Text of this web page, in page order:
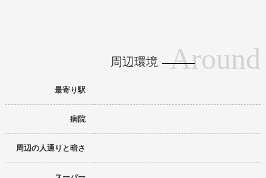
周辺環境 Around
最寄り駅
病院
周辺の人通りと暗さ